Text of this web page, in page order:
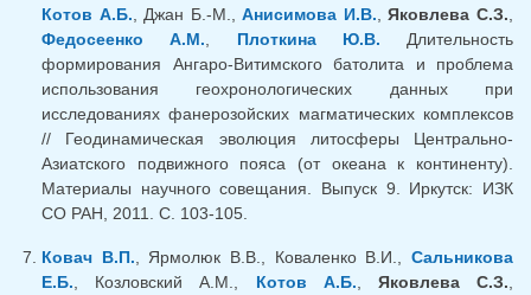
Котов А.Б. , Джан Б.-М.,Анисимова И.В. ,Яковлева С.З.
Федосеенко А.М.
Плоткина Ю.В. Длительность
формирования Ангаро-Витимского батолита и проблема
использования геохронологических данных при
исследованиях фанерозойских магматических комплексов
// Геодинамическая эволюция литосферы Центрально-
Азиатского подвижного пояса (от океана к континенту).
Материалы научного совещания. Выпуск 9. Иркутск: ИЗК
СО РАН, 2011. С. 103-105.
Ковач В.П. , Ярмолюк В.В., Коваленко В.И.,Сальникова
Е.Б. , Козловский А.М., Котов А.Б. Яковлева С.З.